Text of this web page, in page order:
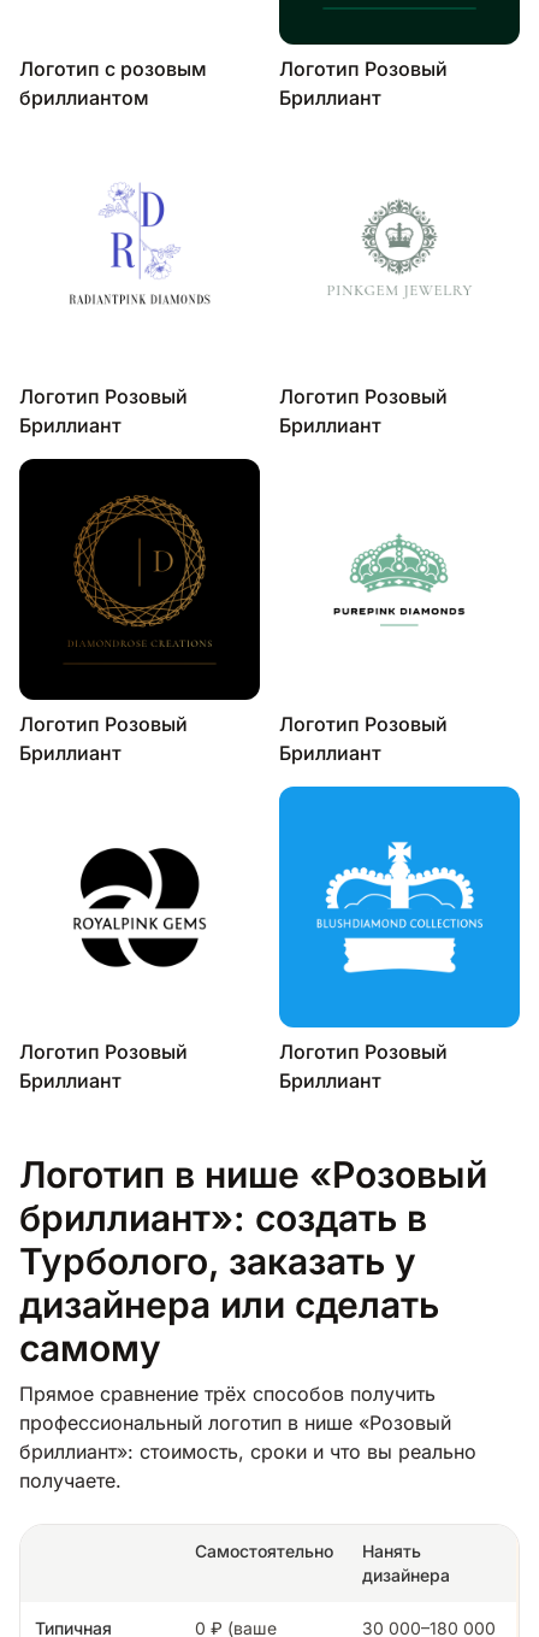
Логотип с розовым
бриллиантом
Логотип Розовый
Бриллиант
Логотип Розовый
Бриллиант
Логотип Розовый
Бриллиант
Логотип Розовый
Бриллиант
Логотип Розовый
Бриллиант
Логотип Розовый
Бриллиант
Логотип Розовый
Бриллиант
Логотип в нише «Розовый
бриллиант»: создать в
Турболого, заказать у
дизайнера или сделать
самому
Прямое сравнение трёх способов получить
профессиональный логотип в нише «Розовый
бриллиант»: стоимость, сроки и что вы реально
получаете.
Самостоятельно
Нанять
дизайнера
Типичная 0 ₽ (ваше 30 000–180 000